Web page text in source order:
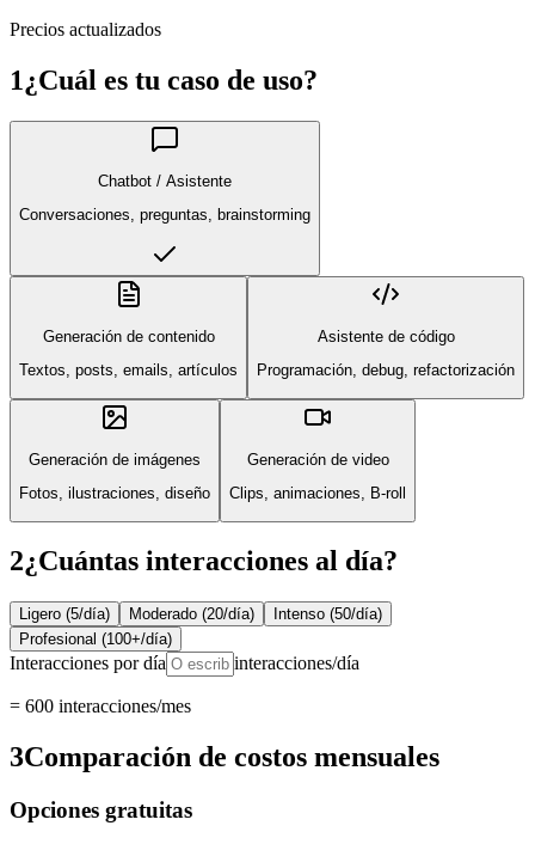
Precios actualizados
1¿Cuál es tu caso de uso?
Chatbot / Asistente
Conversaciones, preguntas, brainstorming
Generación de contenido
Textos, posts, emails, artículos
Asistente de código
Programación, debug, refactorización
Generación de imágenes
Fotos, ilustraciones, diseño
Generación de video
Clips, animaciones, B-roll
2¿Cuántas interacciones al día?
Ligero (5/día) Moderado (20/día)
Intenso (50/día)
Profesional (100+/día)
Interacciones por día interacciones/día
= 600 interacciones/mes
3Comparación de costos mensuales
Opciones gratuitas